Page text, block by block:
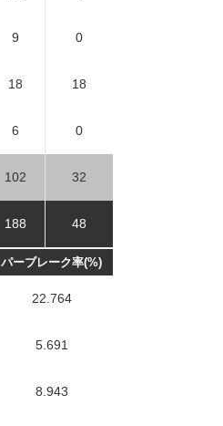
9 0
18 18
6 0
102 32
188 48
パーブレーク率(%)
22.764
5.691
8.943